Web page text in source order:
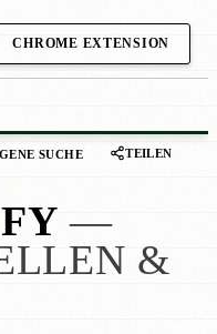
CHROME EXTENSION
SUCHE TEILEN
—
&